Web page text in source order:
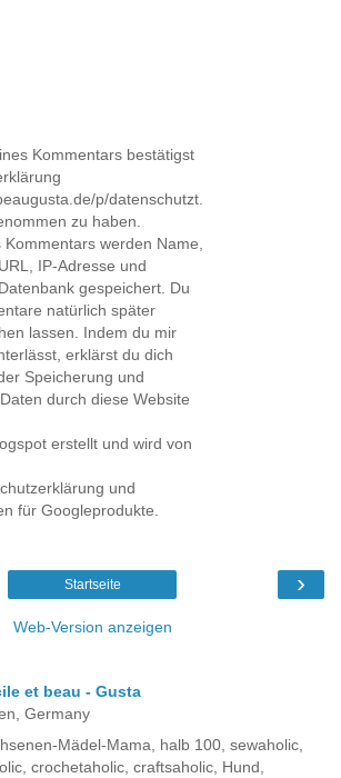
Kommentars bestätigst
p/datenschutzt.
zu haben.
werden Name,
IP-Adresse und
gespeichert. Du
natürlich später
lassen. Indem du mir
erklärst du dich
Speicherung und
durch diese Website
erstellt und wird von
und
für Googleprodukte.
›
Startseite
Web-Version anzeigen
et beau - Gusta
Germany
Mädel-Mama, halb 100, sewaholic,
crochetaholic, craftsaholic, Hund,